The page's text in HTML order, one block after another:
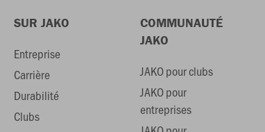
SUR JAKO
Entreprise
Carrière
Durabilité
Clubs
COMMUNAUTÉ
JAKO
JAKO pour clubs
JAKO pour
entreprises